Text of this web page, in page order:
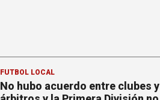
FÚTBOL LOCAL
No hubo acuerdo entre clubes y